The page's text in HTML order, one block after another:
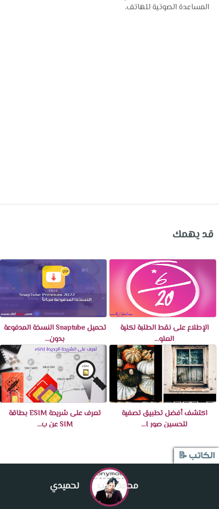
المساعدة الصوتية للهاتف.
قد يهمك
تحميل Snaptube النسخة المدفوعة
بدون...
الإطلاع على نقط الطلبة لكلية
العلو...
تعرف على شريحة ESIM بطاقة
SIM عن ب...
اكتشف أفضل تطبيق تصفية
لتحسين صور I...
الكاتب 📝
محمد أديب لحميدي